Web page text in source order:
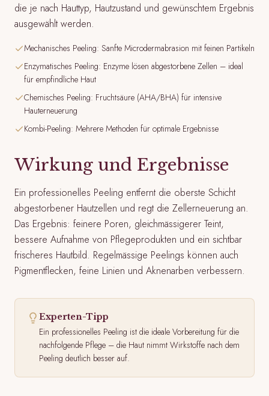
die je nach Hauttyp, Hautzustand und gewünschtem Ergebnis
ausgewählt werden.
Mechanisches Peeling: Sanfte Microdermabrasion mit feinen Partikeln
Enzymatisches Peeling: Enzyme lösen abgestorbene Zellen – ideal
für empfindliche Haut
Chemisches Peeling: Fruchtsäure (AHA/BHA) für intensive
Hauterneuerung
Kombi-Peeling: Mehrere Methoden für optimale Ergebnisse
Wirkung und Ergebnisse
Ein professionelles Peeling entfernt die oberste Schicht
abgestorbener Hautzellen und regt die Zellerneuerung an.
Das Ergebnis: feinere Poren, gleichmässigerer Teint,
bessere Aufnahme von Pflegeprodukten und ein sichtbar
frischeres Hautbild. Regelmässige Peelings können auch
Pigmentflecken, feine Linien und Aknenarben verbessern.
Experten-Tipp
Ein professionelles Peeling ist die ideale Vorbereitung für die
nachfolgende Pflege – die Haut nimmt Wirkstoffe nach dem
Peeling deutlich besser auf.